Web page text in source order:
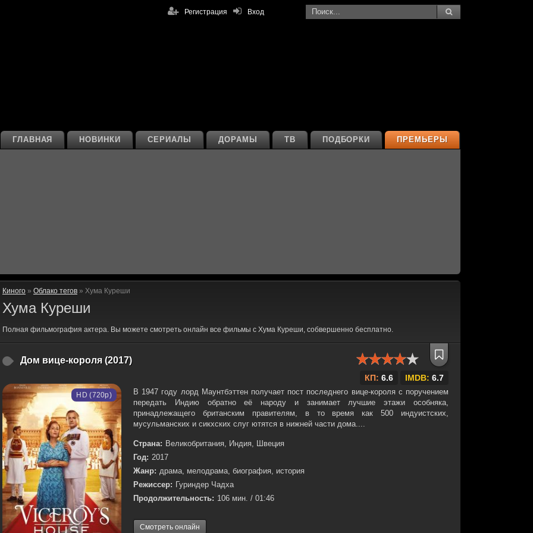
Вход
Регистрация
ПРЕМЬЕРЫ
ПОДБОРКИ
ТВ
ДОРАМЫ
СЕРИАЛЫ
НОВИНКИ
ГЛАВНАЯ
Киного » Облако тегов » Хума Куреши
Хума Куреши
Полная фильмография актера. Вы можете смотреть онлайн все фильмы с Хума Куреши, собвершенно бесплатно.
Дом вице-короля (2017)
КП: 6.6 IMDB: 6.7
HD (720p)
В 1947 году лорд Маунтбэттен получает пост последнего вице-короля с поручением
передать Индию обратно её народу и занимает лучшие этажи особняка,
принадлежащего британским правителям, в то время как 500 индуистских,
мусульманских и сикхских слуг ютятся в нижней части дома....
Страна: Великобритания, Индия, Швеция
Год: 2017
Жанр: драма, мелодрама, биография, история
Режиссер: Гуриндер Чадха
Продолжительность: 106 мин. / 01:46
Смотреть онлайн